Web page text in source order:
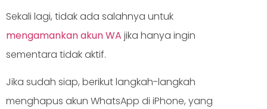
Sekali lagi, tidak ada salahnya untuk
mengamankan akun WA jika hanya ingin
sementara tidak aktif.
Jika sudah siap, berikut langkah-langkah
menghapus akun WhatsApp di iPhone, yang